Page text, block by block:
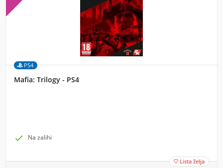
PS4
Mafia: Trilogy - PS4
 Na zalihi
 Lista želja